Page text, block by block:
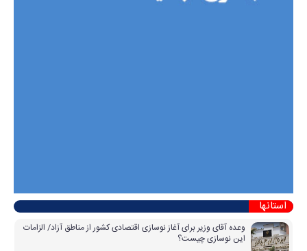
استانها
وعده آقای وزیر برای آغاز نوسازی اقتصادی کشور از مناطق آزاد/ الزامات
این نوسازی چیست؟